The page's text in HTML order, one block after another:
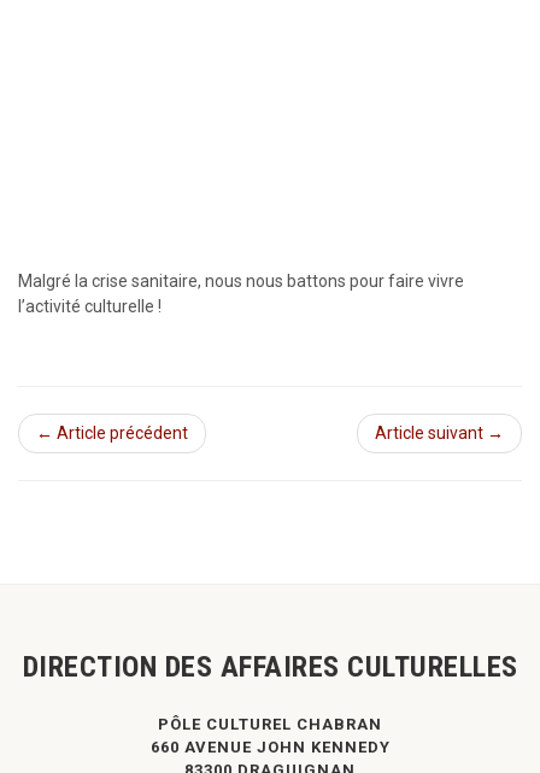
Malgré la crise sanitaire, nous nous battons pour faire vivre
l’activité culturelle !
← Article précédent Article suivant →
DIRECTION DES AFFAIRES CULTURELLES
PÔLE CULTUREL CHABRAN
660 AVENUE JOHN KENNEDY